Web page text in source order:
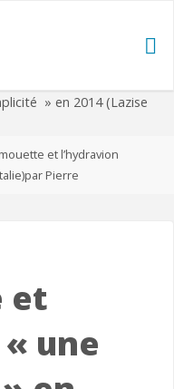
et l’hydravion
Pierre
et
une